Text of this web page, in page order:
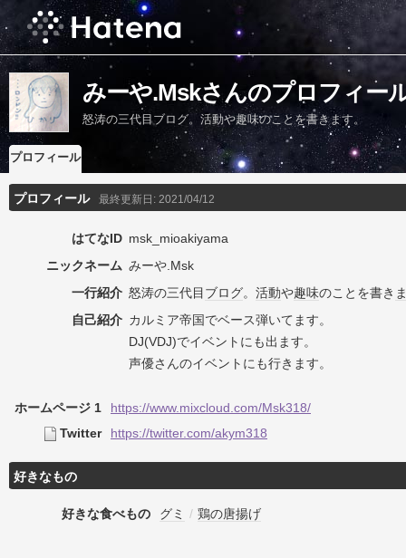
みーや.Mskさんのプロフィー
怒涛の三代目ブログ。活動や趣味のことを書きます。
プロフィール
プロフィール 最終更新日: 2021/04/12
はてなID msk_mioakiyama
ニックネーム みーや.Msk
一行紹介 怒涛の三代目 ブログ。 活動や趣味のことを書き
自己紹介 カルミア帝国でベース弾いてます。
DJ(VDJ)でイベントにも出ます。
声優さんのイベントにも行きます。
ホームページ 1
https://www.mixcloud.com/Msk318/
Twitter
https://twitter.com/akym318
好きなもの
好きな食べもの グミ / 鶏の唐揚げ